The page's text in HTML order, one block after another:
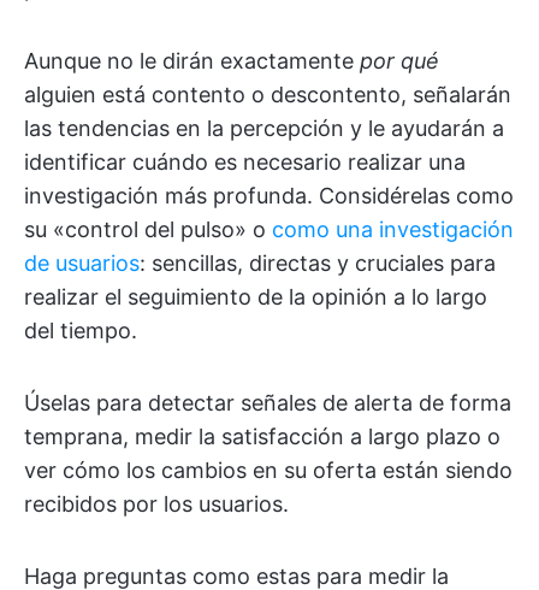
Aunque no le dirán exactamente por qué
alguien está contento o descontento, señalarán
las tendencias en la percepción y le ayudarán a
identificar cuándo es necesario realizar una
investigación más profunda. Considérelas como
su «control del pulso» o como una investigación
de usuarios: sencillas, directas y cruciales para
realizar el seguimiento de la opinión a lo largo
del tiempo.
Úselas para detectar señales de alerta de forma
temprana, medir la satisfacción a largo plazo o
ver cómo los cambios en su oferta están siendo
recibidos por los usuarios.
Haga preguntas como estas para medir la